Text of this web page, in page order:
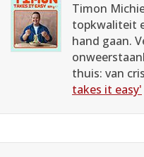
Timon
topkwaliteit
hand gaan.
thuis: van
takes it easy'